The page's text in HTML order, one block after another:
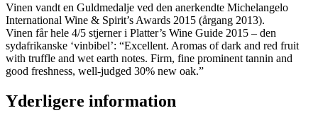
Vinen vandt en Guldmedalje ved den anerkendte Michelangelo
International Wine & Spirit’s Awards 2015 (årgang 2013).
Vinen får hele 4/5 stjerner i Platter’s Wine Guide 2015 – den
sydafrikanske ‘vinbibel’: “Excellent. Aromas of dark and red fruit
with truffle and wet earth notes. Firm, fine prominent tannin and
good freshness, well-judged 30% new oak.”
Yderligere information